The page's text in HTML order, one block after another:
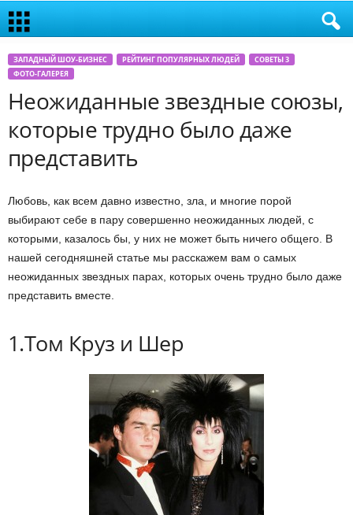
ЗАПАДНЫЙ ШОУ-БИЗНЕС РЕЙТИНГ ПОПУЛЯРНЫХ ЛЮДЕЙ
СОВЕТЫ 3
ФОТО-ГАЛЕРЕЯ
Неожиданные звездные союзы,
которые трудно было даже
представить
Любовь, как всем давно известно, зла, и многие порой
выбирают себе в пару совершенно неожиданных людей, с
которыми, казалось бы, у них не может быть ничего общего. В
нашей сегодняшней статье мы расскажем вам о самых
неожиданных звездных парах, которых очень трудно было даже
представить вместе.
1.Том Круз и Шер